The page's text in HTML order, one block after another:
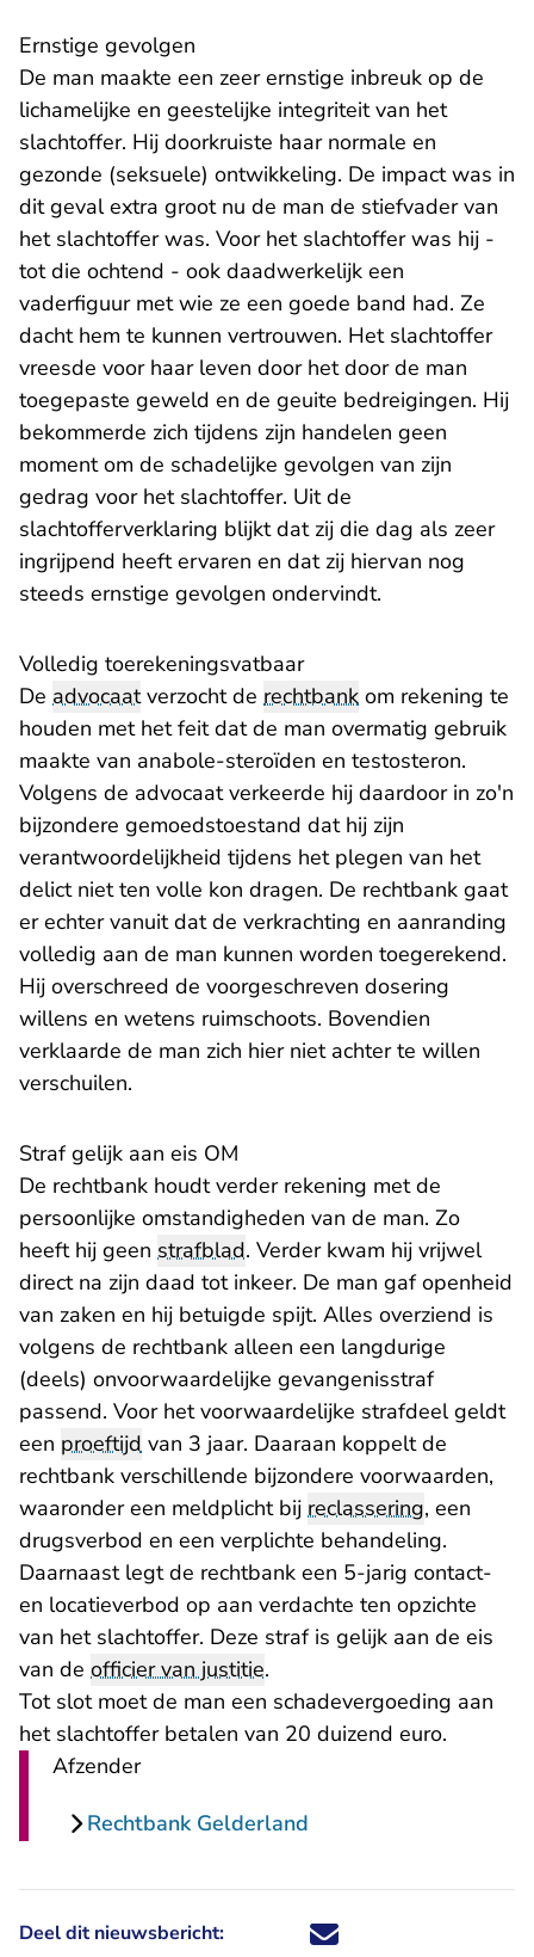
Ernstige gevolgen
De man maakte een zeer ernstige inbreuk op de
lichamelijke en geestelijke integriteit van het
slachtoffer. Hij doorkruiste haar normale en
gezonde (seksuele) ontwikkeling. De impact was in
dit geval extra groot nu de man de stiefvader van
het slachtoffer was. Voor het slachtoffer was hij -
tot die ochtend - ook daadwerkelijk een
vaderfiguur met wie ze een goede band had. Ze
dacht hem te kunnen vertrouwen. Het slachtoffer
vreesde voor haar leven door het door de man
toegepaste geweld en de geuite bedreigingen. Hij
bekommerde zich tijdens zijn handelen geen
moment om de schadelijke gevolgen van zijn
gedrag voor het slachtoffer. Uit de
slachtofferverklaring blijkt dat zij die dag als zeer
ingrijpend heeft ervaren en dat zij hiervan nog
steeds ernstige gevolgen ondervindt.
Volledig toerekeningsvatbaar
De advocaatverzocht de rechtbank om rekening te
houden met het feit dat de man overmatig gebruik
maakte van anabole-steroïden en testosteron.
Volgens de advocaat verkeerde hij daardoor in zo'n
bijzondere gemoedstoestand dat hij zijn
verantwoordelijkheid tijdens het plegen van het
delict niet ten volle kon dragen. De rechtbank gaat
er echter vanuit dat de verkrachting en aanranding
volledig aan de man kunnen worden toegerekend.
Hij overschreed de voorgeschreven dosering
willens en wetens ruimschoots. Bovendien
verklaarde de man zich hier niet achter te willen
verschuilen.
Straf gelijk aan eis OM
De rechtbank houdt verder rekening met de
persoonlijke omstandigheden van de man. Zo
heeft hij geen strafblad. Verder kwam hij vrijwel
direct na zijn daad tot inkeer. De man gaf openheid
van zaken en hij betuigde spijt. Alles overziend is
volgens de rechtbank alleen een langdurige
(deels) onvoorwaardelijke gevangenisstraf
passend. Voor het voorwaardelijke strafdeel geldt
een proeftijd van 3 jaar. Daaraan koppelt de
rechtbank verschillende bijzondere voorwaarden,
waaronder een meldplicht bij reclassering, een
drugsverbod en een verplichte behandeling.
Daarnaast legt de rechtbank een 5-jarig contact-
en locatieverbod op aan verdachte ten opzichte
van het slachtoffer. Deze straf is gelijk aan de eis
van de officier van justitie.
Tot slot moet de man een schadevergoeding aan
het slachtoffer betalen van 20 duizend euro.
Afzender
Rechtbank Gelderland
Deel dit nieuwsbericht: Deel dit nieuwsbericht via X -
Deel dit nieuwsbericht via
Deel dit nieuwsbericht
Deel dit